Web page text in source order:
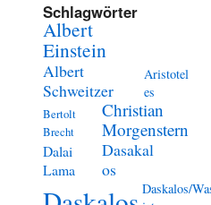
Schlagwörter
Albert
Einstein
Albert
Schweitzer
Aristotel
es
Bertolt
Brecht
Christian
Morgenstern
Dalai
Lama
Dasakal
os
Daskalos/